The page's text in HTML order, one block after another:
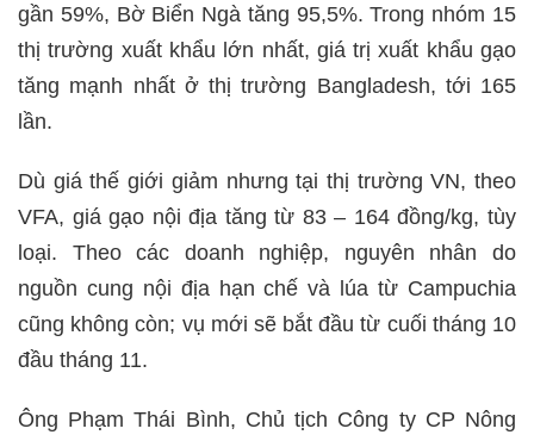
gần 59%, Bờ Biển Ngà tăng 95,5%. Trong nhóm 15
thị trường xuất khẩu lớn nhất, giá trị xuất khẩu gạo
tăng mạnh nhất ở thị trường Bangladesh, tới 165
lần.
Dù giá thế giới giảm nhưng tại thị trường VN, theo
VFA, giá gạo nội địa tăng từ 83 – 164 đồng/kg, tùy
loại. Theo các doanh nghiệp, nguyên nhân do
nguồn cung nội địa hạn chế và lúa từ Campuchia
cũng không còn; vụ mới sẽ bắt đầu từ cuối tháng 10
đầu tháng 11.
Ông Phạm Thái Bình, Chủ tịch Công ty CP Nông